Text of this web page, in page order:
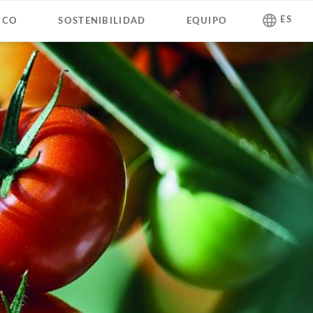
ES
navegación
SOSTENIBILIDAD EQUIPO